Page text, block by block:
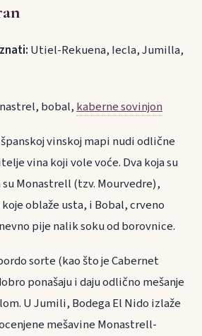
Utiel-Rekuena, Iecla, Jumilla,
bobal, kaberne sovinjon
vinskoj mapi nudi odlične
vina koji vole voće. Dva koja su
Monastrell (tzv. Mourvedre),
oblaže usta, i Bobal, crveno
pije nalik soku od borovnice.
sorte (kao što je Cabernet
ponašaju i daju odlično mešanje
U Jumili, Bodega El Nido izlaže
mešavine Monastrell-